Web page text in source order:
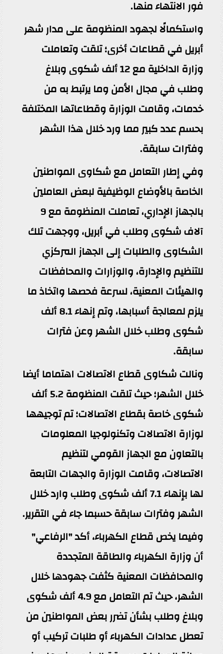
فور الانتهاء منها.
واستكمالًا لجهود المنظومة على مدار شهر
أبريل في قطاعات أخرى؛ تلقت وتعاملت
وزارة الداخلية مع 12 ألف شكوى وبلاغ
وطلب في مجال الأمن وما يرتبط به من
خدمات، وقامت الوزارة وقطاعاتها المختلفة
بحسم عدد كبير مما ورد خلال هذا الشهر
وفترات سابقة.
وفي إطار التعامل مع شكاوى المواطنين
الخاصة بالأوضاع الوظيفية لبعض العاملين
بالجهاز الإداري، تعاملت المنظومة مع 9
آلاف شكوى وطلب في أبريل، ووجهت تلك
الشكاوى والطلبات إلى الجهاز المركزي
للتنظيم والإدارة، والوزارات والمحافظات
والهيئات المعنية، لسرعة فحصها واتخاذ ما
يلزم لمعالجة أسبابها، وتم إنهاء 8.1 ألف
شكوى وطلب خلال الشهر وعن فترات
سابقة.
ونالت شكاوى قطاع الاتصالات اهتماما أيضا
خلال الشهر؛ حيث تلقت المنظومة 5.2 ألف
شكوى خاصة بقطاع الاتصالات؛ تم توجيهها
لوزارة الاتصالات وتكنولوجيا المعلومات
بالتعاون مع الجهاز القومي لتنظيم
الاتصالات، وقامت الوزارة والجهات التابعة
لها بإنهاء 7.1 ألف شكوى وطلب وارد خلال
الشهر وفترات سابقة حسبما جاء في التقرير.
وفيما يخص قطاع الكهرباء، أكد "الرفاعي"
أن وزارة الكهرباء والطاقة المتجددة
والمحافظات المعنية كثفت جهودها خلال
الشهر، حيث تم التعامل مع 4.9 ألف شكوى
وبلاغ وطلب بشأن تضرر بعض المواطنين من
تعطل عدادات الكهرباء أو طلبات تركيب أو